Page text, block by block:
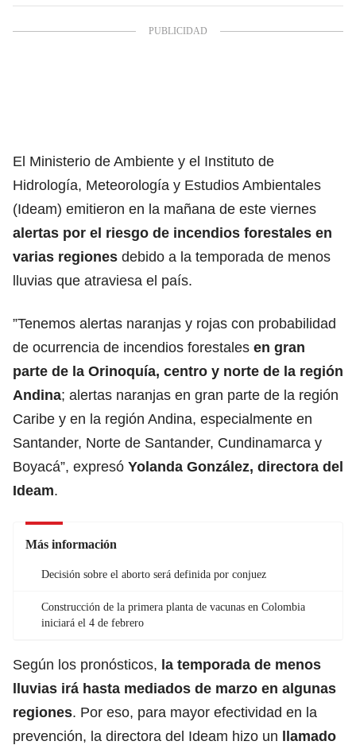
El Ministerio de Ambiente y el Instituto de
Hidrología, Meteorología y Estudios Ambientales
(Ideam) emitieron en la mañana de este viernes
alertas por el riesgo de incendios forestales en
varias regiones debido a la temporada de menos
lluvias que atraviesa el país.
”Tenemos alertas naranjas y rojas con probabilidad
de ocurrencia de incendios forestales en gran
parte de la Orinoquía, centro y norte de la región
Andina; alertas naranjas en gran parte de la región
Caribe y en la región Andina, especialmente en
Santander, Norte de Santander, Cundinamarca y
Boyacá”, expresó Yolanda González, directora del
Ideam.
Más información
Decisión sobre el aborto será definida por conjuez
Construcción de la primera planta de vacunas en Colombia
iniciará el 4 de febrero
Según los pronósticos, la temporada de menos
lluvias irá hasta mediados de marzo en algunas
regiones. Por eso, para mayor efectividad en la
prevención, la directora del Ideam hizo un llamado